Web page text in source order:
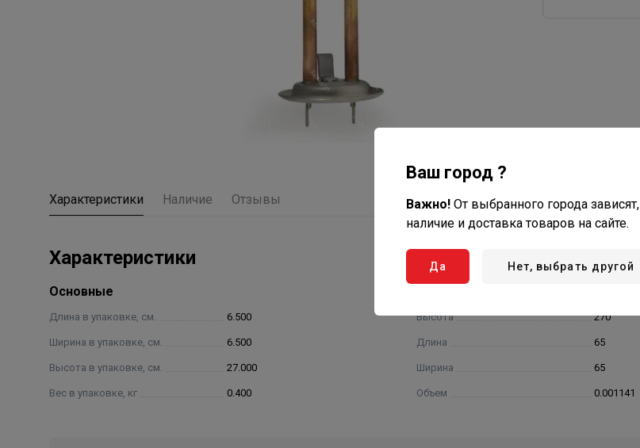
Характеристики Наличие Отзывы
Характеристики
Основные
Длина в упаковке, см. 6.500
Ширина в упаковке, см. 6.500
Высота в упаковке, см. 27.000
Вес в упаковке, кг 0.400
Высота 270
Длина 65
Ширина 65
Объем 0.001141
Ваш город ?
Важно! От выбранного города зависят,
наличие и доставка товаров на сайте.
Да Нет, выбрать другой